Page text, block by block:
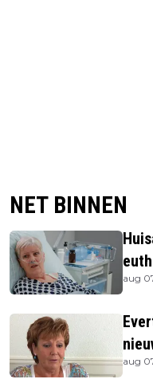
NET BINNEN
ze is
aug
aug